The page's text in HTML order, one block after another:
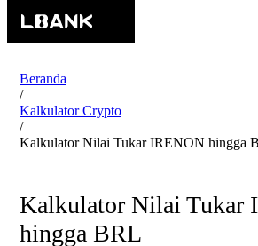
Beranda
/
Kalkulator Crypto
/
Kalkulator Nilai Tukar IRENON hingga
Kalkulator Nilai Tukar
hingga BRL